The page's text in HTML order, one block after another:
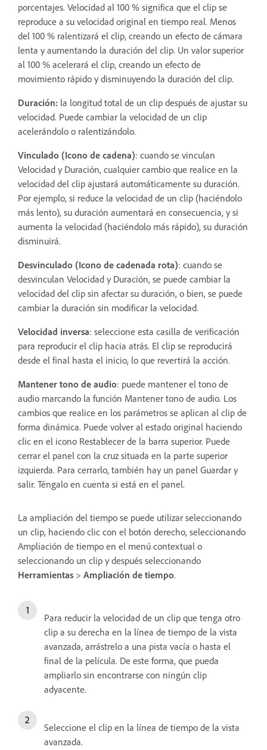
porcentajes. Velocidad al 100 % significa que el clip se
reproduce a su velocidad original en tiempo real. Menos
del 100 % ralentizará el clip, creando un efecto de cámara
lenta y aumentando la duración del clip. Un valor superior
al 100 % acelerará el clip, creando un efecto de
movimiento rápido y disminuyendo la duración del clip.
Duración: la longitud total de un clip después de ajustar su
velocidad. Puede cambiar la velocidad de un clip
acelerándolo o ralentizándolo.
Vinculado (Icono de cadena): cuando se vinculan
Velocidad y Duración, cualquier cambio que realice en la
velocidad del clip ajustará automáticamente su duración.
Por ejemplo, si reduce la velocidad de un clip (haciéndolo
más lento), su duración aumentará en consecuencia, y si
aumenta la velocidad (haciéndolo más rápido), su duración
disminuirá.
Desvinculado (Icono de cadenada rota): cuando se
desvinculan Velocidad y Duración, se puede cambiar la
velocidad del clip sin afectar su duración, o bien, se puede
cambiar la duración sin modificar la velocidad.
Velocidad inversa: seleccione esta casilla de verificación
para reproducir el clip hacia atrás. El clip se reproducirá
desde el final hasta el inicio, lo que revertirá la acción.
Mantener tono de audio: puede mantener el tono de
audio marcando la función Mantener tono de audio. Los
cambios que realice en los parámetros se aplican al clip de
forma dinámica. Puede volver al estado original haciendo
clic en el icono Restablecer de la barra superior. Puede
cerrar el panel con la cruz situada en la parte superior
izquierda. Para cerrarlo, también hay un panel Guardar y
salir. Téngalo en cuenta si está en el panel.
La ampliación del tiempo se puede utilizar seleccionando
un clip, haciendo clic con el botón derecho, seleccionando
Ampliación de tiempo en el menú contextual o
seleccionando un clip y después seleccionando
Herramientas > Ampliación de tiempo.
Para reducir la velocidad de un clip que tenga otro
clip a su derecha en la línea de tiempo de la vista
avanzada, arrástrelo a una pista vacía o hasta el
final de la película. De este forma, que pueda
ampliarlo sin encontrarse con ningún clip
adyacente.
Seleccione el clip en la línea de tiempo de la vista
avanzada.